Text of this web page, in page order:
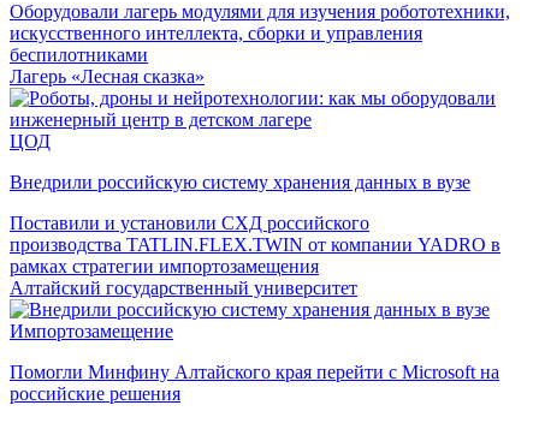
Оборудовали лагерь модулями для изучения робототехники,
искусственного интеллекта, сборки и управления
беспилотниками
Лагерь «Лесная сказка»
ЦОД
Внедрили российскую систему хранения данных в вузе
Поставили и установили СХД российского
производства TATLIN.FLEX.TWIN от компании YADRO в
рамках стратегии импортозамещения
Алтайский государственный университет
Импортозамещение
Помогли Минфину Алтайского края перейти с Microsoft на
российские решения